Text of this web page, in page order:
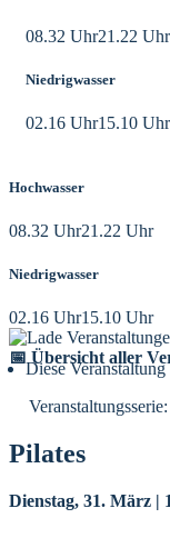
08.32 Uhr21.22 Uhr
Niedrigwasser
02.16 Uhr15.10 Uhr
Hochwasser
08.32 Uhr21.22 Uhr
Niedrigwasser
02.16 Uhr15.10 Uhr
📅 Übersicht aller
Diese
Veranstaltungsserie:
Pilates
Dienstag, 31. März |